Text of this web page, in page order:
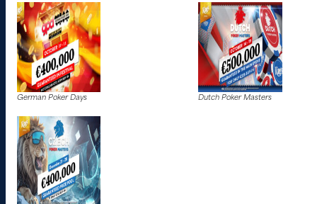
German Poker Days Dutch Poker Masters